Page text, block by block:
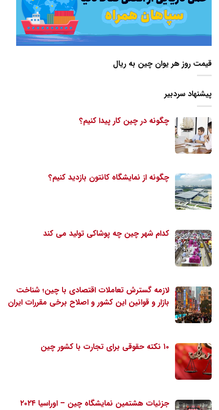
قیمت روز هر یوان چین به ریال
پیشنهاد سردبیر
چگونه در چین کار پیدا کنیم؟
چگونه از نمایشگاه کانتون بازدید کنیم؟
کدام شهر چین چه پوشاکی تولید می کند
لازمه گسترش تعاملات اقتصادی با چین؛ شناخت
بازار و قوانین این کشور و اصلاح برخی مقررات ایران
۱۰ نکته حقوقی برای تجارت با کشور چین
جزئیات هشتمین نمایشگاه چین – اوراسیا ۲۰۲۴